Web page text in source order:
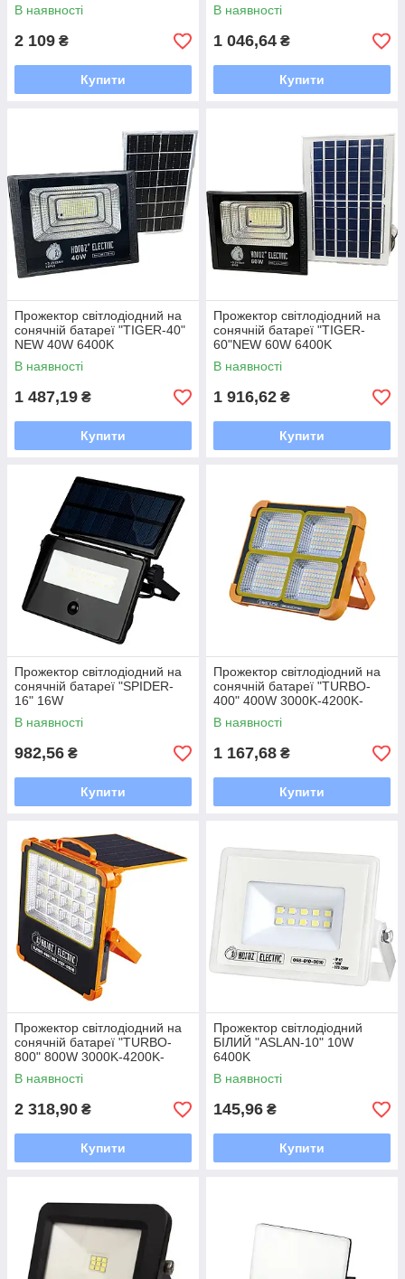
В наявності
2 109 ₴
Купити
В наявності
1 046,64 ₴
Купити
Прожектор світлодіодний на
сонячній батареї "TIGER-40"
NEW 40W 6400K
В наявності
1 487,19 ₴
Купити
Прожектор світлодіодний на
сонячній батареї "TIGER-
60"NEW 60W 6400K
В наявності
1 916,62 ₴
Купити
Прожектор світлодіодний на
сонячній батареї "SPIDER-
16" 16W
В наявності
982,56 ₴
Купити
Прожектор світлодіодний на
сонячній батареї "TURBO-
400" 400W 3000K-4200K-
6400K
В наявності
1 167,68 ₴
Купити
Прожектор світлодіодний на
сонячній батареї "TURBO-
800" 800W 3000K-4200K-
6400K
В наявності
2 318,90 ₴
Купити
Прожектор світлодіодний
БІЛИЙ "ASLAN-10" 10W
6400K
В наявності
145,96 ₴
Купити